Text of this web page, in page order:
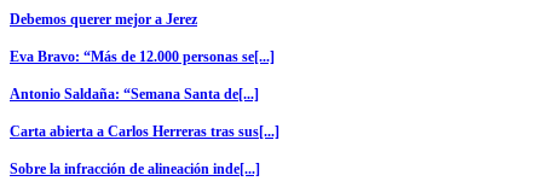
Debemos querer mejor a Jerez
Eva Bravo: “Más de 12.000 personas se[...]
Antonio Saldaña: “Semana Santa de[...]
Carta abierta a Carlos Herreras tras sus[...]
Sobre la infracción de alineación inde[...]